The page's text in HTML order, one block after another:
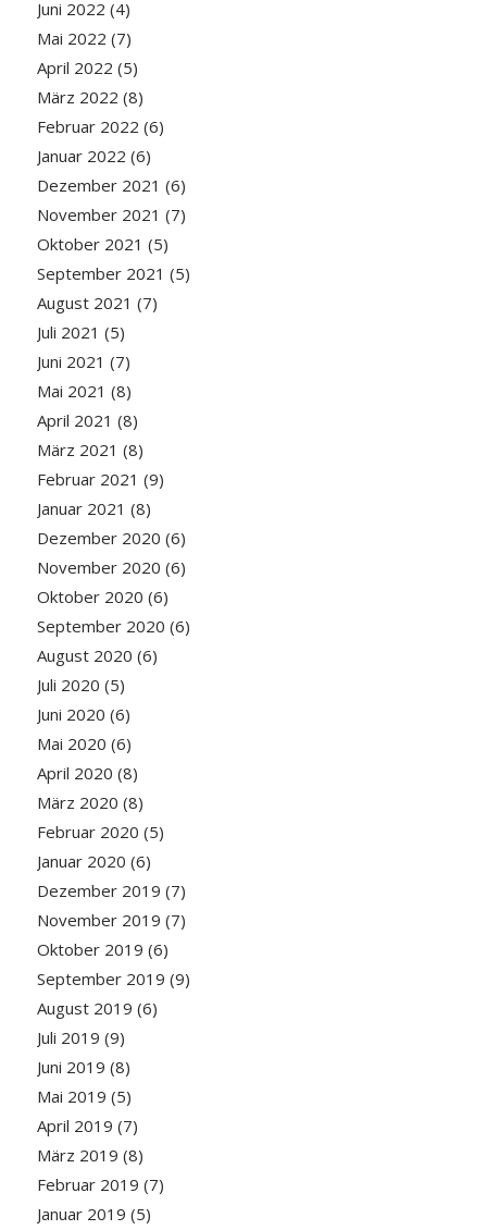
Juni 2022 (4)
Mai 2022 (7)
April 2022 (5)
März 2022 (8)
Februar 2022 (6)
Januar 2022 (6)
Dezember 2021 (6)
November 2021 (7)
Oktober 2021 (5)
September 2021 (5)
August 2021 (7)
Juli 2021 (5)
Juni 2021 (7)
Mai 2021 (8)
April 2021 (8)
März 2021 (8)
Februar 2021 (9)
Januar 2021 (8)
Dezember 2020 (6)
November 2020 (6)
Oktober 2020 (6)
September 2020 (6)
August 2020 (6)
Juli 2020 (5)
Juni 2020 (6)
Mai 2020 (6)
April 2020 (8)
März 2020 (8)
Februar 2020 (5)
Januar 2020 (6)
Dezember 2019 (7)
November 2019 (7)
Oktober 2019 (6)
September 2019 (9)
August 2019 (6)
Juli 2019 (9)
Juni 2019 (8)
Mai 2019 (5)
April 2019 (7)
März 2019 (8)
Februar 2019 (7)
Januar 2019 (5)